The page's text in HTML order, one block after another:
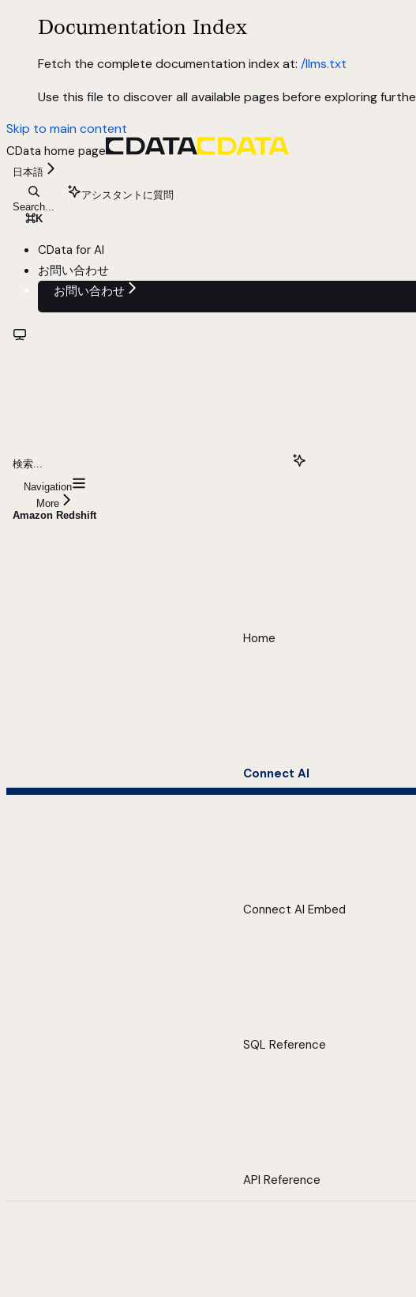
Documentation Index
Fetch the complete documentation index at: /llms.txt
Use this file to discover all available pages before exploring
Skip to main content
CData home page
日本語
Search...
⌘K
アシスタントに質問
CData for AI
お問い合わせ
お問い合わせ
検索...
Navigation
More
Amazon Redshift
Home
Connect AI
Connect AI Embed
SQL Reference
API Reference